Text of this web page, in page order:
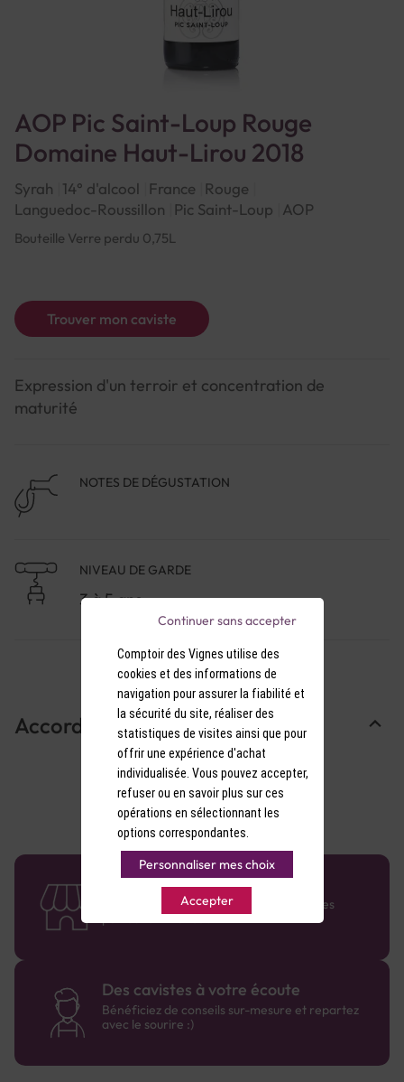
AOP Pic Saint-Loup Rouge
Domaine Haut-Lirou 2018
Syrah 14° d'alcool France
Rouge
Languedoc-Roussillon
Pic Saint-Loup AOP
Bouteille Verre perdu 0,75L
Trouver mon caviste
Expression d'un terroir et concentration de
maturité
NOTES DE DÉGUSTATION
NIVEAU DE GARDE
3 à 5 ans
Accords Mets & Vins
58 caves en France
Retrouvez le réseau Comptoir des Vignes
partout en France !
Des cavistes à votre écoute
Bénéficiez de conseils sur-mesure et repartez
avec le sourire :)
Comptoir des Vignes utilise des
cookies et des informations de
navigation pour assurer la fiabilité et
la sécurité du site, réaliser des
statistiques de visites ainsi que pour
offrir une expérience d'achat
individualisée. Vous pouvez accepter,
refuser ou en savoir plus sur ces
opérations en sélectionnant les
options correspondantes.
Personnaliser mes choix
Accepter
Continuer sans accepter